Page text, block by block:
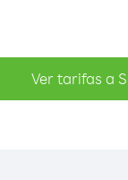
Ver tarifas a